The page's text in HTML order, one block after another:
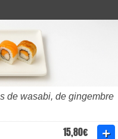
de wasabi, de gingembre
15,80€